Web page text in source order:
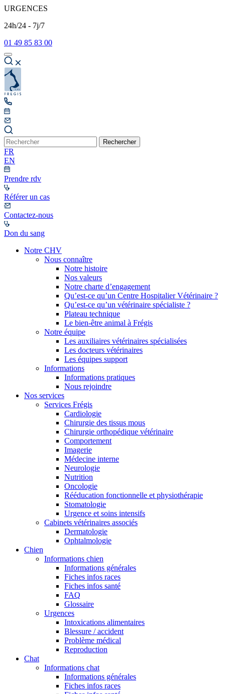
URGENCES
24h/24 - 7j/7
01 49 85 83 00
Rechercher
FR
EN
Prendre rdv
Référer un cas
Contactez-nous
Don du sang
Notre CHV
Nous connaître
Notre histoire
Nos valeurs
Notre charte d’engagement
Qu’est-ce qu’un Centre Hospitalier Vétérinaire ?
Qu’est-ce qu’un vétérinaire spécialiste ?
Plateau technique
Le bien-être animal à Frégis
Notre équipe
Les auxiliaires vétérinaires spécialisées
Les docteurs vétérinaires
Les équipes support
Informations
Informations pratiques
Nous rejoindre
Nos services
Services Frégis
Cardiologie
Chirurgie des tissus mous
Chirurgie orthopédique vétérinaire
Comportement
Imagerie
Médecine interne
Neurologie
Nutrition
Oncologie
Rééducation fonctionnelle et physiothérapie
Stomatologie
Urgence et soins intensifs
Cabinets vétérinaires associés
Dermatologie
Ophtalmologie
Chien
Informations chien
Informations générales
Fiches infos races
Fiches infos santé
FAQ
Glossaire
Urgences
Intoxications alimentaires
Blessure / accident
Problème médical
Reproduction
Chat
Informations chat
Informations générales
Fiches infos races